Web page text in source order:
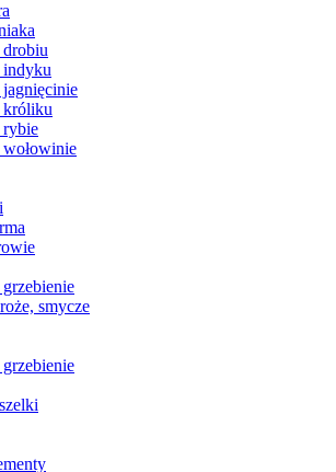
drobiu
indyku
króliku
rybie
smycze